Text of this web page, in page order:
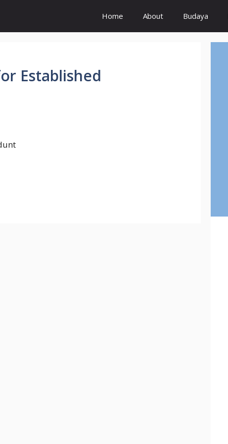
Home About Budaya
Established